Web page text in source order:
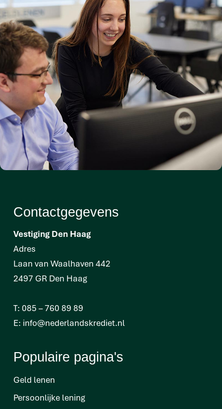
Contactgegevens
Vestiging Den Haag
Adres
Laan van Waalhaven 442
2497 GR Den Haag
T: 085 – 760 89 89
E: info@nederlandskrediet.nl
Populaire pagina's
Geld lenen
Persoonlijke lening